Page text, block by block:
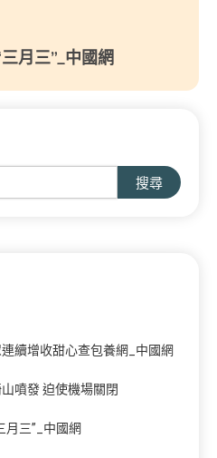
月三”_中國網
搜尋
續增收甜心查包養網_中國網
噴發 迫使機場關閉
月三”_中國網